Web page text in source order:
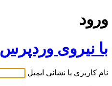
ورود
با نیروی وردپرس
نام کاربری یا نشانی ایمیل